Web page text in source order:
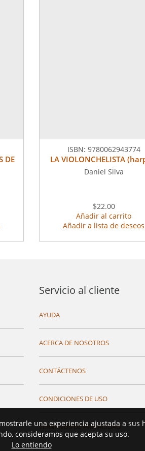
DE
ISBN: 9780062943774
LA VIOLONCHELISTA
Daniel Silva
$22.00
Añadir al carrito
Añadir a lista de deseos
Servicio al cliente
AYUDA
ACERCA DE NOSOTROS
CONTÁCTENOS
CONDICIONES DE USO
TÉRMINOS DE PRIVACIDAD
una experiencia ajustada a sus
consideramos que acepta su uso.
Lo entiendo